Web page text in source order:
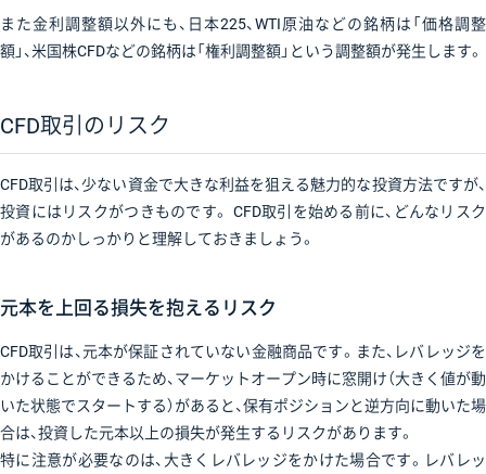
また金利調整額以外にも、日本225、WTI原油などの銘柄は「価格調整
額」、米国株CFDなどの銘柄は「権利調整額」という調整額が発生します。
CFD取引のリスク
CFD取引は、少ない資金で大きな利益を狙える魅力的な投資方法ですが、
投資にはリスクがつきものです。 CFD取引を始める前に、どんなリスク
があるのかしっかりと理解しておきましょう。
元本を上回る損失を抱えるリスク
CFD取引は、元本が保証されていない金融商品です。また、レバレッジを
かけることができるため、マーケットオープン時に窓開け（大きく値が動
いた状態でスタートする）があると、保有ポジションと逆方向に動いた場
合は、投資した元本以上の損失が発生するリスクがあります。
特に注意が必要なのは、大きくレバレッジをかけた場合です。レバレッ